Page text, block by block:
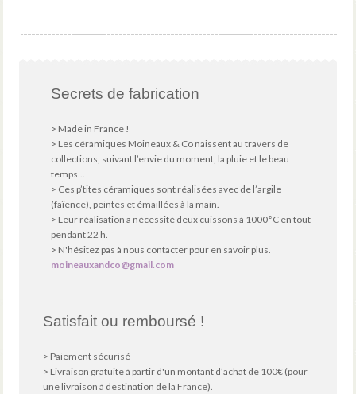
Secrets de fabrication
> Made in France !
> Les céramiques Moineaux & Co naissent au travers de
collections, suivant l’envie du moment, la pluie et le beau
temps...
> Ces p’tites céramiques sont réalisées avec de l’argile
(faïence), peintes et émaillées à la main.
> Leur réalisation a nécessité deux cuissons à 1000°C en tout
pendant 22 h.
> N'hésitez pas à nous contacter pour en savoir plus.
moineauxandco@gmail.com
Satisfait ou remboursé !
> Paiement sécurisé
> Livraison gratuite à partir d'un montant d’achat de 100€ (pour
une livraison à destination de la France).